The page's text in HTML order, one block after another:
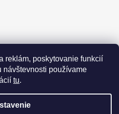
reklám, poskytovanie funkcií
používame
tu.